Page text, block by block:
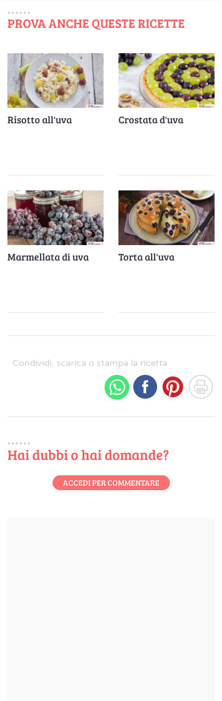
PROVA ANCHE QUESTE RICETTE
Risotto all'uva Crostata d'uva
Marmellata di uva Torta all'uva
Condividi, scarica o stampa la ricetta
Hai dubbi o hai domande?
ACCEDI PER COMMENTARE